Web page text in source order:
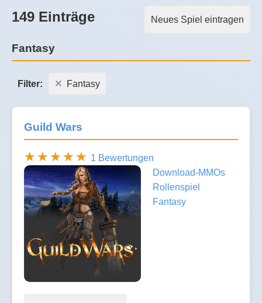
Neues Spiel eintragen
149 Einträge
Fantasy
Filter: Fantasy
Guild Wars
1 Bewertungen
Download-MMOs
Rollenspiel
Fantasy